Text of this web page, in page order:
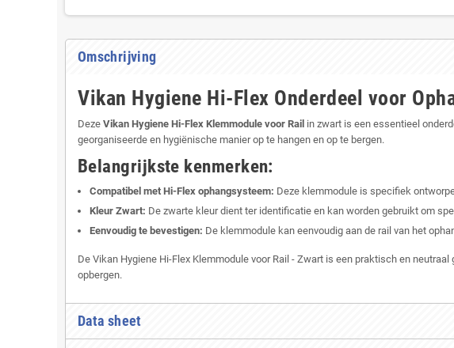
Omschrijving
Vikan Hygiene Hi-Flex Onderdeel voor
Deze Vikan Hygiene Hi-Flex Klemmodule voor Rail in zwart is een essentieel
georganiseerde en hygiënische manier op te hangen en op te bergen.
Belangrijkste kenmerken:
Compatibel met Hi-Flex ophangsysteem: Deze klemmodule is specifiek
Kleur Zwart: De zwarte kleur dient ter identificatie en kan worden gebruikt om
Eenvoudig te bevestigen: De klemmodule kan eenvoudig aan de rail van het
De Vikan Hygiene Hi-Flex Klemmodule voor Rail - Zwart is een praktisch en
opbergen.
Data sheet